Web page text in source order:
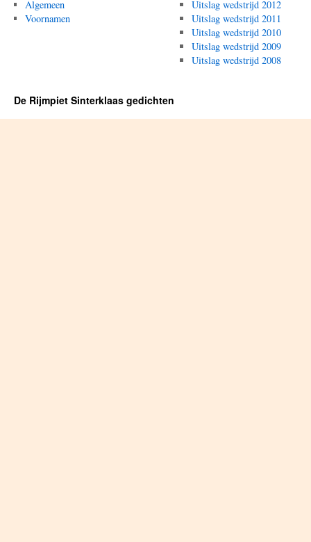
Algemeen
Voornamen
Uitslag wedstrijd 2012
Uitslag wedstrijd 2011
Uitslag wedstrijd 2010
Uitslag wedstrijd 2009
Uitslag wedstrijd 2008
De Rijmpiet Sinterklaas gedichten